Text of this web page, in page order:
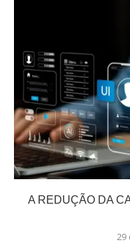
A REDUÇÃO DA
29